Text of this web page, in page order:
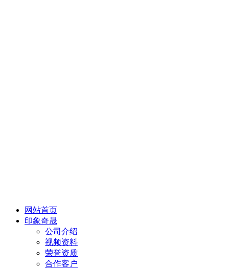
网站首页
印象奇晟
公司介绍
视频资料
荣誉资质
合作客户